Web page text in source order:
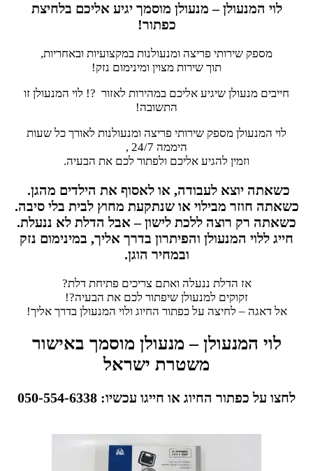
לוי המנעולן – מנעולן מוסמך יגיע אליכם בלחיצת
כפתור!
מספק שירותי פריצה ומנעולנות במקצועיות ובאחריות,
תוך שירות מצוין ומינימום נזק!
חייבים מנעולן שיגיע אליכם במהירות לאזור ?! לוי המנעולן זו
התשובה!
לוי המנעולן מספק שירותי פריצה ומנעולנות לאורך כל שעות
היממה 24/7 ,
וזמין להגיע אליכם ולפתור לכם את הבעיה.
כשאתה יוצא לעבודה, או לאסוף את הילדים מהגן.
כשאתה חוזר מבילוי או שנתקעת מחוץ לבית בלי סיבה.
כשאתה רק רוצה ללכת לישון – אבל הדלת לא ננעלת.
חייג ללוי המנעולן והפיתרון בדרך אליך, במינימום נזק
ובמחיר הוגן.
אז הדלת ננעלה ואתם צריכים פתיחת דלת?
זקוקים למנעולן שיפתור לכם את הבעיה?!
אל דאגה – לחיצה על כפתור החיוג ולוי המנעולן בדרך אליך!
לוי המנעולן – מנעולן מוסמך באישור
משטרת ישראל
לחצו על כפתור החיוג או חייגו עכשיו: 050-554-6338